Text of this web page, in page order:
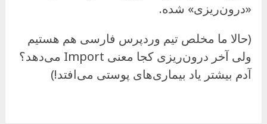
«درون‌ریزی» شده.
(حالا ما مخلص تیم وردپرس فارسی هم هستیم
ولی آخر درون‌ریزی کجا معنی Import می‌دهد؟
آدم بیشتر یاد بیماری‌های پوستی می‌افتد!)